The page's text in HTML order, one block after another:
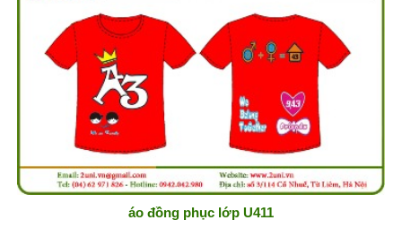
áo đồng phục lớp U411